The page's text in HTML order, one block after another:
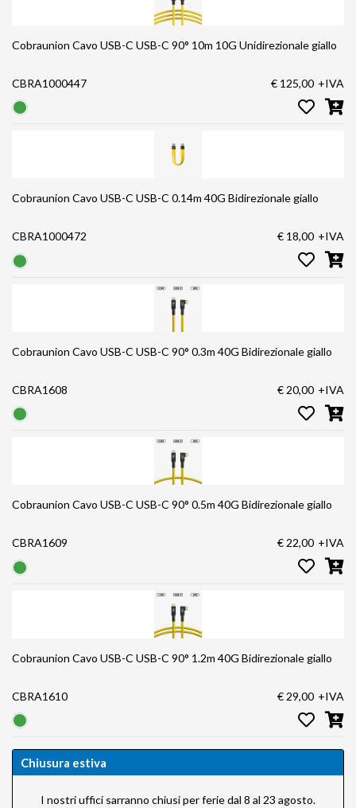
Cobraunion Cavo USB-C USB-C 90° 10m 10G Unidirezionale giallo
CBRA1000447 € 125,00 +IVA
Cobraunion Cavo USB-C USB-C 0.14m 40G Bidirezionale giallo
CBRA1000472 € 18,00 +IVA
Cobraunion Cavo USB-C USB-C 90° 0.3m 40G Bidirezionale giallo
CBRA1608 € 20,00 +IVA
Cobraunion Cavo USB-C USB-C 90° 0.5m 40G Bidirezionale giallo
CBRA1609 € 22,00 +IVA
Cobraunion Cavo USB-C USB-C 90° 1.2m 40G Bidirezionale giallo
CBRA1610 € 29,00 +IVA
Chiusura estiva
I nostri uffici sarranno chiusi per ferie dal 8 al 23 agosto.